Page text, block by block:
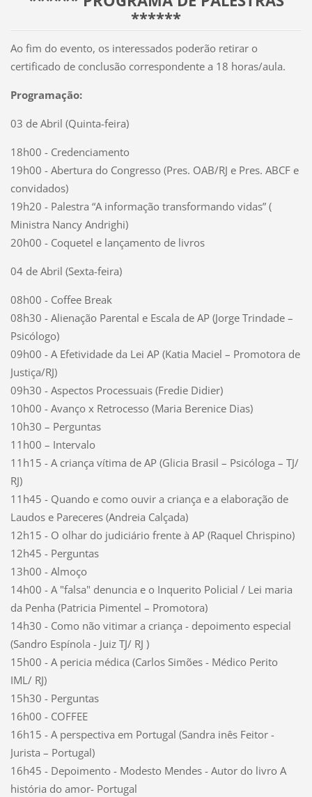
******
Ao fim do evento, os interessados poderão retirar o
certificado de conclusão correspondente a 18 horas/aula.
Programação:
03 de Abril (Quinta-feira)
18h00 - Credenciamento
19h00 - Abertura do Congresso (Pres. OAB/RJ e Pres. ABCF e
convidados)
19h20 - Palestra “A informação transformando vidas” (
Ministra Nancy Andrighi)
20h00 - Coquetel e lançamento de livros
04 de Abril (Sexta-feira)
08h00 - Coffee Break
08h30 - Alienação Parental e Escala de AP (Jorge Trindade –
Psicólogo)
09h00 - A Efetividade da Lei AP (Katia Maciel – Promotora de
Justiça/RJ)
09h30 - Aspectos Processuais (Fredie Didier)
10h00 - Avanço x Retrocesso (Maria Berenice Dias)
10h30 – Perguntas
11h00 – Intervalo
11h15 - A criança vítima de AP (Glicia Brasil – Psicóloga – TJ/
RJ)
11h45 - Quando e como ouvir a criança e a elaboração de
Laudos e Pareceres (Andreia Calçada)
12h15 - O olhar do judiciário frente à AP (Raquel Chrispino)
12h45 - Perguntas
13h00 - Almoço
14h00 - A "falsa" denuncia e o Inquerito Policial / Lei maria
da Penha (Patricia Pimentel – Promotora)
14h30 - Como não vitimar a criança - depoimento especial
(Sandro Espínola - Juiz TJ/ RJ )
15h00 - A pericia médica (Carlos Simões - Médico Perito
IML/ RJ)
15h30 - Perguntas
16h00 - COFFEE
16h15 - A perspectiva em Portugal (Sandra inês Feitor -
Jurista – Portugal)
16h45 - Depoimento - Modesto Mendes - Autor do livro A
história do amor- Portugal